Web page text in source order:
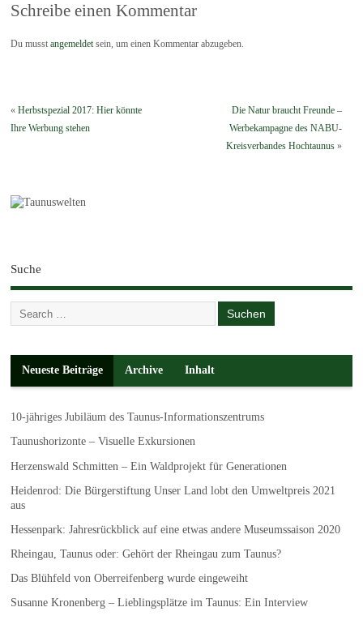
Schreibe einen Kommentar
Du musstangemeldetsein, um einen Kommentar abzugeben.
«Herbstspezial 2017: Hier könnte
Ihre Werbung stehen
Die Natur braucht Freunde –
Werbekampagne des NABU-
Kreisverbandes Hochtaunus»
Suche
Neueste Beiträge Archive Inhalt
10-jähriges Jubiläum des Taunus-Informationszentrums
Taunushorizonte – Visuelle Exkursionen
Herzenswald Schmitten – Ein Waldprojekt für Generationen
Heidenrod: Die Bürgerstiftung Unser Land lobt den Umweltpreis 2021
aus
Hessenpark: Jahresrückblick auf eine etwas andere Museumssaison 2020
Rheingau, Taunus oder: Gehört der Rheingau zum Taunus?
Das Blühfeld von Oberreifenberg wurde eingeweiht
Susanne Kronenberg – Lieblingsplätze im Taunus: Ein Interview